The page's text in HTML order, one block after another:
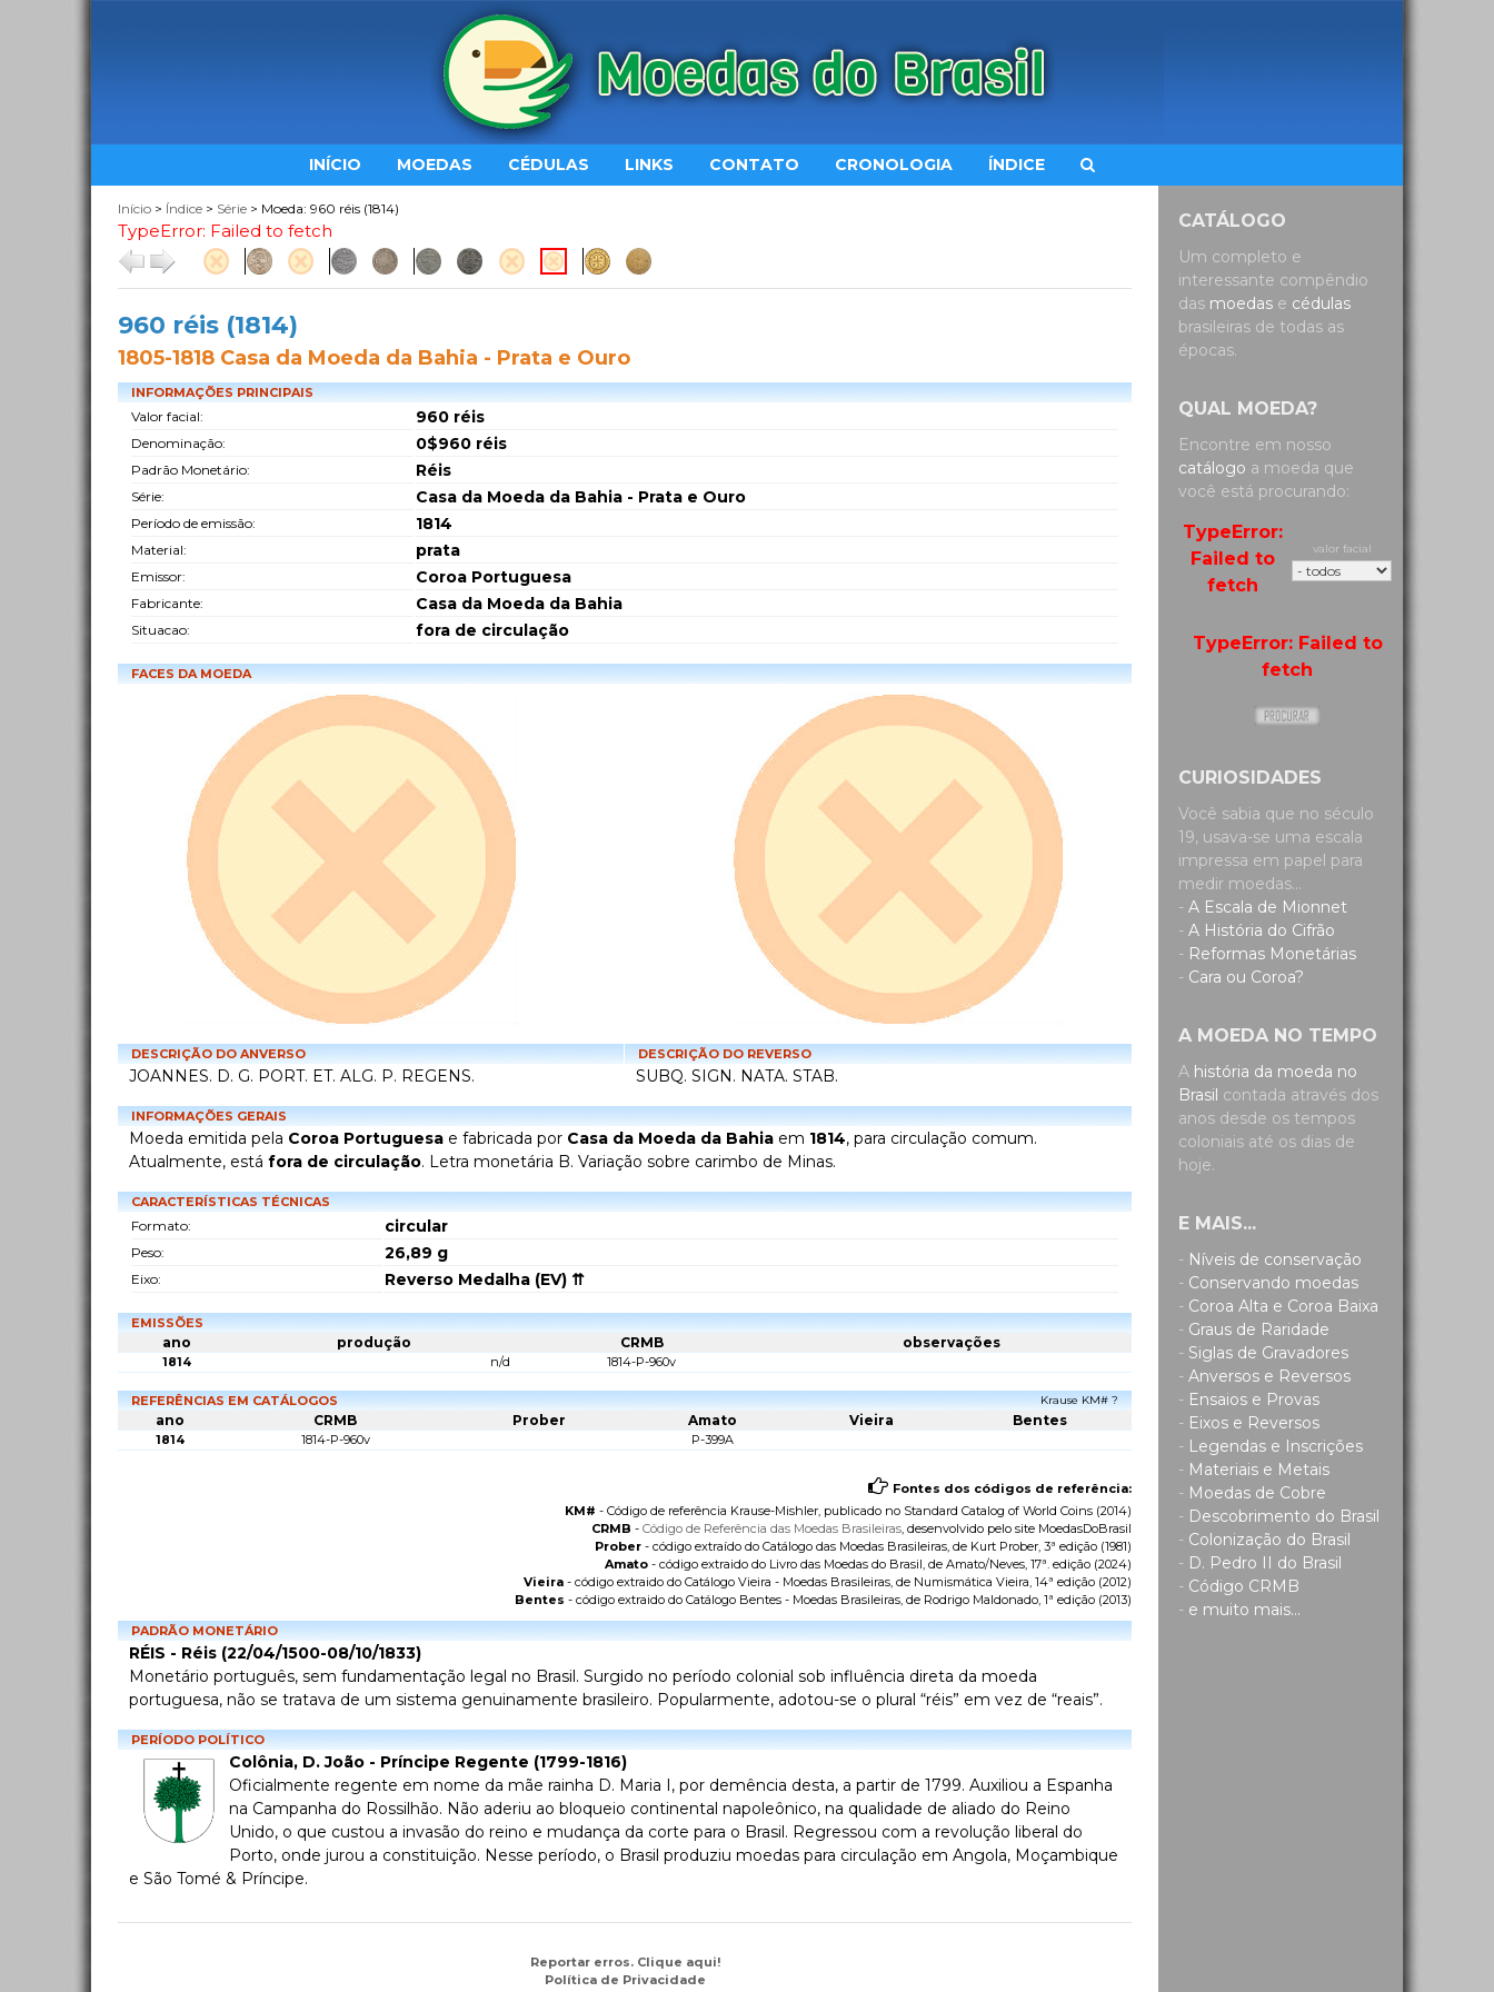
INÍCIO MOEDAS CÉDULAS LINKS CONTATO CRONOLOGIA ÍNDICE
CATÁLOGO
Um completo e
interessante compêndio
das moedas e cédulas
brasileiras de todas as
épocas.
QUAL MOEDA?
Encontre em nosso
catálogo a moeda que
você está procurando:
TypeError:
Failed to
fetch
valor facial
TypeError: Failed to
fetch
CURIOSIDADES
Você sabia que no século
19, usava-se uma escala
impressa em papel para
medir moedas...
- A Escala de Mionnet
- A História do Cifrão
- Reformas Monetárias
- Cara ou Coroa?
A MOEDA NO TEMPO
A história da moeda no
Brasil contada através dos
anos desde os tempos
coloniais até os dias de
hoje.
E MAIS...
- Níveis de conservação
- Conservando moedas
- Coroa Alta e Coroa Baixa
- Graus de Raridade
- Siglas de Gravadores
- Anversos e Reversos
- Ensaios e Provas
- Eixos e Reversos
- Legendas e Inscrições
- Materiais e Metais
- Moedas de Cobre
- Descobrimento do Brasil
- Colonização do Brasil
- D. Pedro II do Brasil
- Código CRMB
- e muito mais...
Início > Índice > Série > Moeda: 960 réis (1814)
TypeError: Failed to fetch
960 réis (1814)
1805-1818 Casa da Moeda da Bahia - Prata e Ouro
INFORMAÇÕES PRINCIPAIS
Valor facial: 960 réis
Denominação: 0$960 réis
Padrão Monetário: Réis
Série: Casa da Moeda da Bahia - Prata e Ouro
Período de emissão: 1814
Material: prata
Emissor: Coroa Portuguesa
Fabricante: Casa da Moeda da Bahia
Situacao: fora de circulação
FACES DA MOEDA
DESCRIÇÃO DO ANVERSO
JOANNES. D. G. PORT. ET. ALG. P. REGENS.
DESCRIÇÃO DO REVERSO
SUBQ. SIGN. NATA. STAB.
INFORMAÇÕES GERAIS
Moeda emitida pela Coroa Portuguesa e fabricada por Casa da Moeda da Bahia em 1814, para circulação comum.
Atualmente, está fora de circulação. Letra monetária B. Variação sobre carimbo de Minas.
CARACTERÍSTICAS TÉCNICAS
Formato: circular
Peso: 26,89 g
Eixo: Reverso Medalha (EV) ⇈
EMISSÕES
ano produção CRMB observações
1814 n/d 1814-P-960v
REFERÊNCIAS EM CATÁLOGOS Krause KM# ?
ano CRMB Prober Amato Vieira Bentes
1814 1814-P-960v P-399A
Fontes dos códigos de referência:
KM# - Código de referência Krause-Mishler, publicado no Standard Catalog of World Coins (2014)
CRMB - Código de Referência das Moedas Brasileiras, desenvolvido pelo site MoedasDoBrasil
Prober - código extraído do Catálogo das Moedas Brasileiras, de Kurt Prober, 3ª edição (1981)
Amato - código extraido do Livro das Moedas do Brasil, de Amato/Neves, 17ª. edição (2024)
Vieira - código extraido do Catálogo Vieira - Moedas Brasileiras, de Numismática Vieira, 14ª edição (2012)
Bentes - código extraido do Catálogo Bentes - Moedas Brasileiras, de Rodrigo Maldonado, 1ª edição (2013)
PADRÃO MONETÁRIO
RÉIS - Réis (22/04/1500-08/10/1833)
Monetário português, sem fundamentação legal no Brasil. Surgido no período colonial sob influência direta da moeda
portuguesa, não se tratava de um sistema genuinamente brasileiro. Popularmente, adotou-se o plural “réis” em vez de “reais”.
PERÍODO POLÍTICO
Colônia, D. João - Príncipe Regente (1799-1816)
Oficialmente regente em nome da mãe rainha D. Maria I, por demência desta, a partir de 1799. Auxiliou a Espanha
na Campanha do Rossilhão. Não aderiu ao bloqueio continental napoleônico, na qualidade de aliado do Reino
Unido, o que custou a invasão do reino e mudança da corte para o Brasil. Regressou com a revolução liberal do
Porto, onde jurou a constituição. Nesse período, o Brasil produziu moedas para circulação em Angola, Moçambique
e São Tomé & Príncipe.
Reportar erros. Clique aqui!
Política de Privacidade